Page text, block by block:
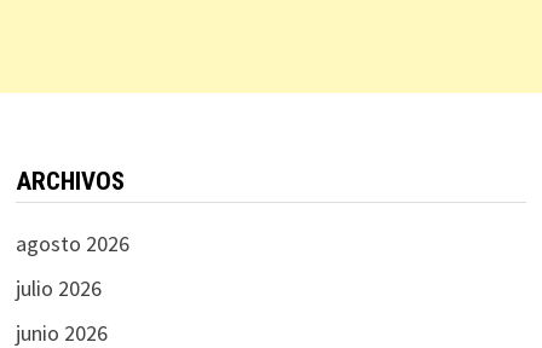
ARCHIVOS
agosto 2026
julio 2026
junio 2026